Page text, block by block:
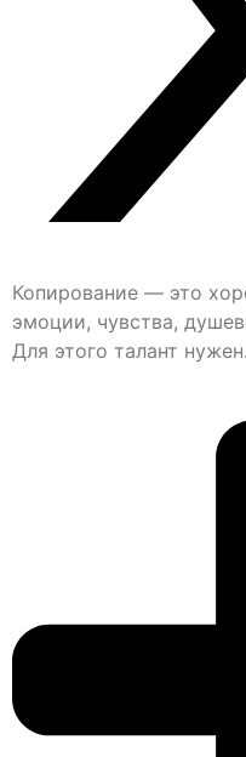
Копирование — это
эмоции, чувства,
Для этого талант нужен.